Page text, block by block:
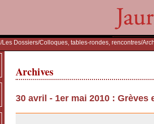
/Les Dossiers/Colloques, tables-rondes, rencontres/
Archives
30 avril - 1er mai 2010 :